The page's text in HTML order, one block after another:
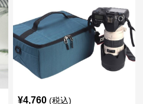
¥4,760 (税込)